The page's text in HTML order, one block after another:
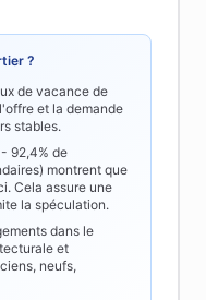
?
de vacance de
et la demande
stables.
- 92,4% de
montrent que
Cela assure une
la spéculation.
dans le
et
neufs,